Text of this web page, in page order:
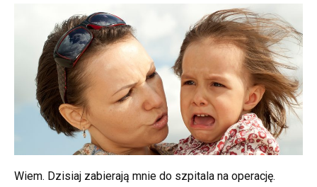
Wiem. Dzisiaj zabierają mnie do szpitala na operację.